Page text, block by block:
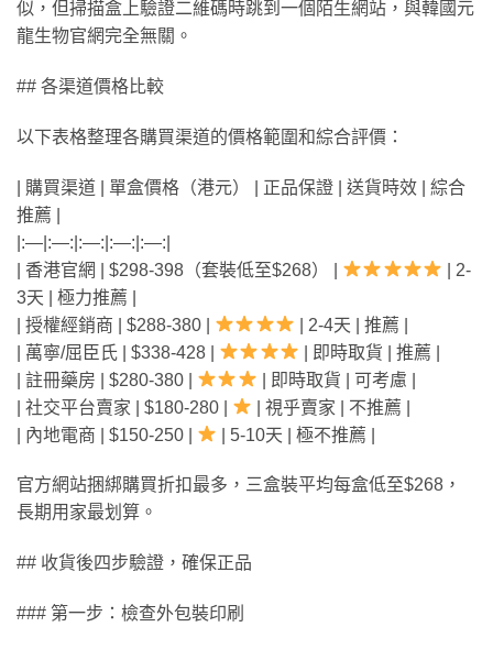
似，但掃描盒上驗證二維碼時跳到一個陌生網站，與韓國元
龍生物官網完全無關。
## 各渠道價格比較
以下表格整理各購買渠道的價格範圍和綜合評價：
| 購買渠道 | 單盒價格（港元） | 正品保證 | 送貨時效 | 綜合
推薦 |
|:—|:—:|:—:|:—:|:—:|
| 香港官網 | $298-398（套裝低至$268） |
| 2-
3天 | 極力推薦 |
| 授權經銷商 | $288-380 |
| 2-4天 | 推薦 |
| 萬寧/屈臣氏 | $338-428 |
| 即時取貨 | 推薦 |
| 註冊藥房 | $280-380 |
| 即時取貨 | 可考慮 |
| 社交平台賣家 | $180-280 |
| 視乎賣家 | 不推薦 |
| 內地電商 | $150-250 |
| 5-10天 | 極不推薦 |
官方網站捆綁購買折扣最多，三盒裝平均每盒低至$268，
長期用家最划算。
## 收貨後四步驗證，確保正品
### 第一步：檢查外包裝印刷